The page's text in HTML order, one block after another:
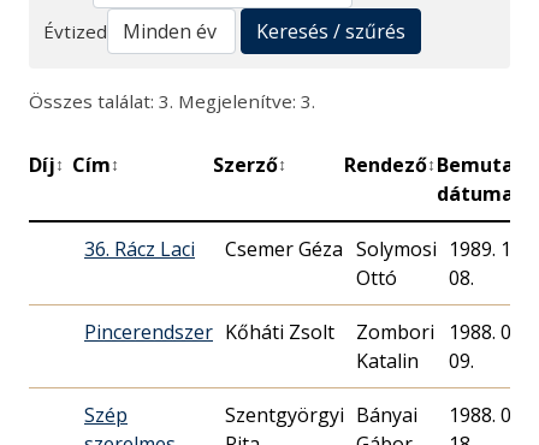
Évtized
Keresés / szűrés
Összes találat: 3. Megjelenítve: 3.
Díj↕ Cím↕ Szerző↕ Rendező↕ Bemutató
dátuma
36. Rácz Laci Csemer Géza Solymosi
Ottó
1989. 10.
08.
Pincerendszer Kőháti Zsolt
Zombori
Katalin
1988. 01.
09.
Szép
Szentgyörgyi Bányai
1988. 07.